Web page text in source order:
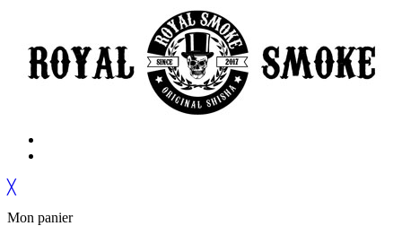
╳
Mon panier